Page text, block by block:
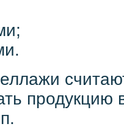
продукцию